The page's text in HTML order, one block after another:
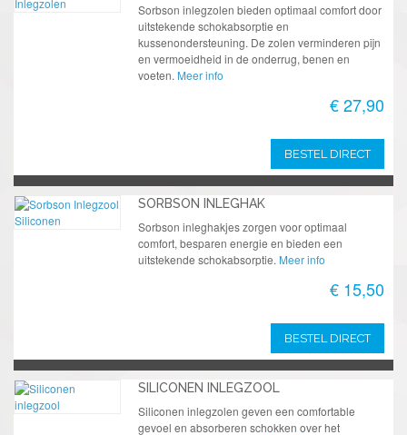
Sorbson inlegzolen bieden optimaal comfort door
uitstekende schokabsorptie en
kussenondersteuning. De zolen verminderen pijn
en vermoeidheid in de onderrug, benen en
voeten. Meer info
€ 27,90
BESTEL DIRECT
SORBSON INLEGHAK
Sorbson inleghakjes zorgen voor optimaal
comfort, besparen energie en bieden een
uitstekende schokabsorptie. Meer info
€ 15,50
BESTEL DIRECT
SILICONEN INLEGZOOL
Siliconen inlegzolen geven een comfortable
gevoel en absorberen schokken over het